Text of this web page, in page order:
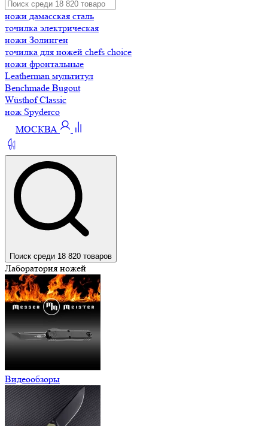
ножи дамасская сталь
точилка электрическая
ножи Золинген
точилка для ножей chefs choice
ножи фронтальные
Leatherman мультитул
Benchmade Bugout
Wüsthof Classic
нож Spyderco
МОСКВА
Поиск среди 18 820 товаров
Лаборатория ножей
Видеообзоры